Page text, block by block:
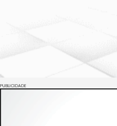
PUBLICIDADE